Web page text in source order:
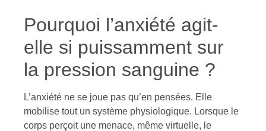
Pourquoi l’anxiété agit-
elle si puissamment sur
la pression sanguine ?
L’anxiété ne se joue pas qu’en pensées. Elle
mobilise tout un système physiologique. Lorsque le
corps perçoit une menace, même virtuelle, le